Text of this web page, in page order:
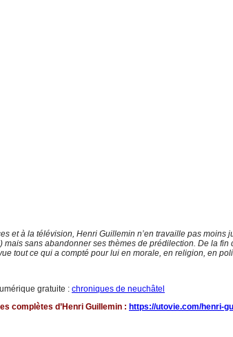
et à la télévision, Henri Guillemin n’en travaille pas moins
sans abandonner ses thèmes de prédilection. De la
tout ce qui a compté pour lui en morale, en religion, en
gratuite : chroniques de neuchâtel
complètes d’Henri Guillemin : https://utovie.com/henri-